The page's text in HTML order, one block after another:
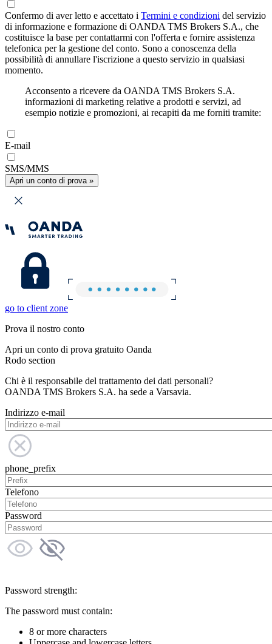
Confermo di aver letto e accettato i Termini e condizioni del servizio
di informazione e formazione di OANDA TMS Brokers S.A., che
costituisce la base per contattarmi con l'offerta e fornire assistenza
telefonica per la gestione del conto. Sono a conoscenza della
possibilità di annullare l'iscrizione a questo servizio in qualsiasi
momento.
Acconsento a ricevere da OANDA TMS Brokers S.A.
informazioni di marketing relative a prodotti e servizi, ad
esempio notizie e promozioni, ai recapiti da me forniti tramite:
E-mail
SMS/MMS
Apri un conto di prova »
go to client zone
Prova il nostro conto
Apri un conto di prova gratuito Oanda
Rodo section
Chi è il responsabile del trattamento dei dati personali?
OANDA TMS Brokers S.A. ha sede a Varsavia.
Indirizzo e-mail
phone_prefix
Telefono
Password
Password strength:
The password must contain:
8 or more characters